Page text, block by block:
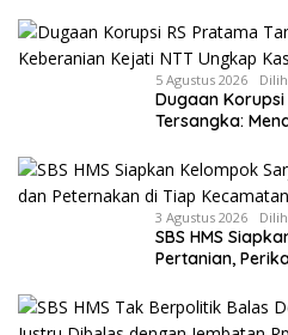
5 Agustus 2026
Dugaan
Tersangka:
3 Agustus 2026
SBS HMS
Pertanian,